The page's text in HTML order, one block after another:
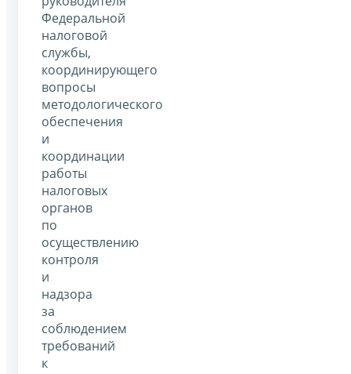
Федеральной
налоговой
службы,
координирующего
вопросы
методологического
обеспечения
и
координации
работы
налоговых
органов
по
осуществлению
контроля
и
надзора
за
соблюдением
требований
к